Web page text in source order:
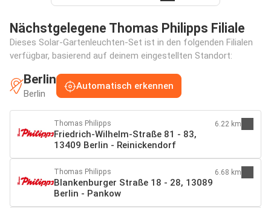
Nächstgelegene Thomas Philipps Filiale
Dieses Solar-Gartenleuchten-Set ist in den folgenden Filialen
verfügbar, basierend auf deinem eingestellten Standort:
Berlin
Berlin
Automatisch erkennen
Thomas Philipps
Friedrich-Wilhelm-Straße 81 - 83,
13409 Berlin - Reinickendorf
6.22 km
Thomas Philipps
Blankenburger Straße 18 - 28, 13089
Berlin - Pankow
6.68 km